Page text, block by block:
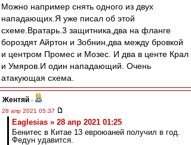
Можно например снять одного из двух
нападающих.Я уже писал об этой
схеме.Вратарь.3 защитника,два на фланге
бороздят Айртон и Зобнин,два между бровкой
и центром Промес и Мозес. И два в центе Крал
и Умяров.И один нападающий. Очень
атакующая схема.
Жентяй -
28 апр 2021 05:37
Eaglesias » 28 апр 2021 01:25
Бенитес в Китае 13 евроюаней получил в год.
Федун удавится.